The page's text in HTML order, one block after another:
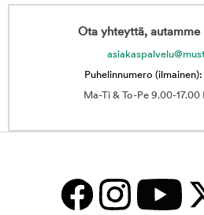
Ota yhteyttä, autamme
Puhelinnumero
Ma-Ti & To-Pe 9.00-17.00